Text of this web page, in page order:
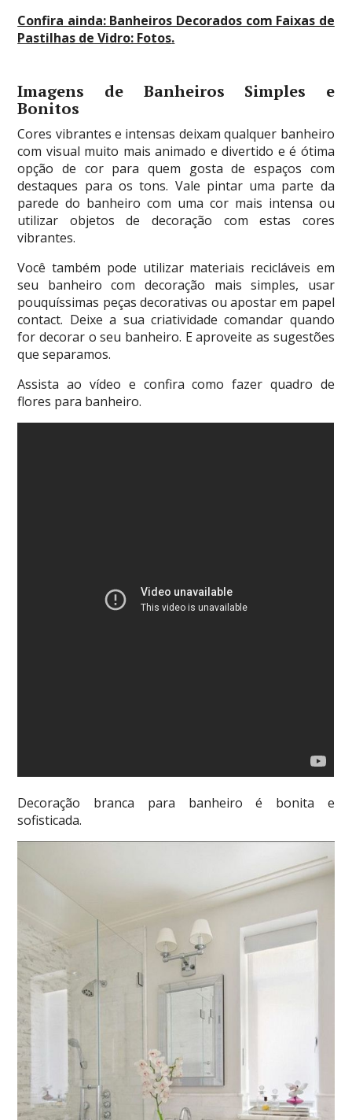
Confira ainda: Banheiros Decorados com Faixas de
Pastilhas de Vidro: Fotos.
Imagens de Banheiros Simples e
Bonitos
Cores vibrantes e intensas deixam qualquer banheiro
com visual muito mais animado e divertido e é ótima
opção de cor para quem gosta de espaços com
destaques para os tons. Vale pintar uma parte da
parede do banheiro com uma cor mais intensa ou
utilizar objetos de decoração com estas cores
vibrantes.
Você também pode utilizar materiais recicláveis em
seu banheiro com decoração mais simples, usar
pouquíssimas peças decorativas ou apostar em papel
contact. Deixe a sua criatividade comandar quando
for decorar o seu banheiro. E aproveite as sugestões
que separamos.
Assista ao vídeo e confira como fazer quadro de
flores para banheiro.
Decoração branca para banheiro é bonita e
sofisticada.